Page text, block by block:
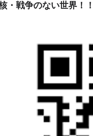
・戦争のない世界！